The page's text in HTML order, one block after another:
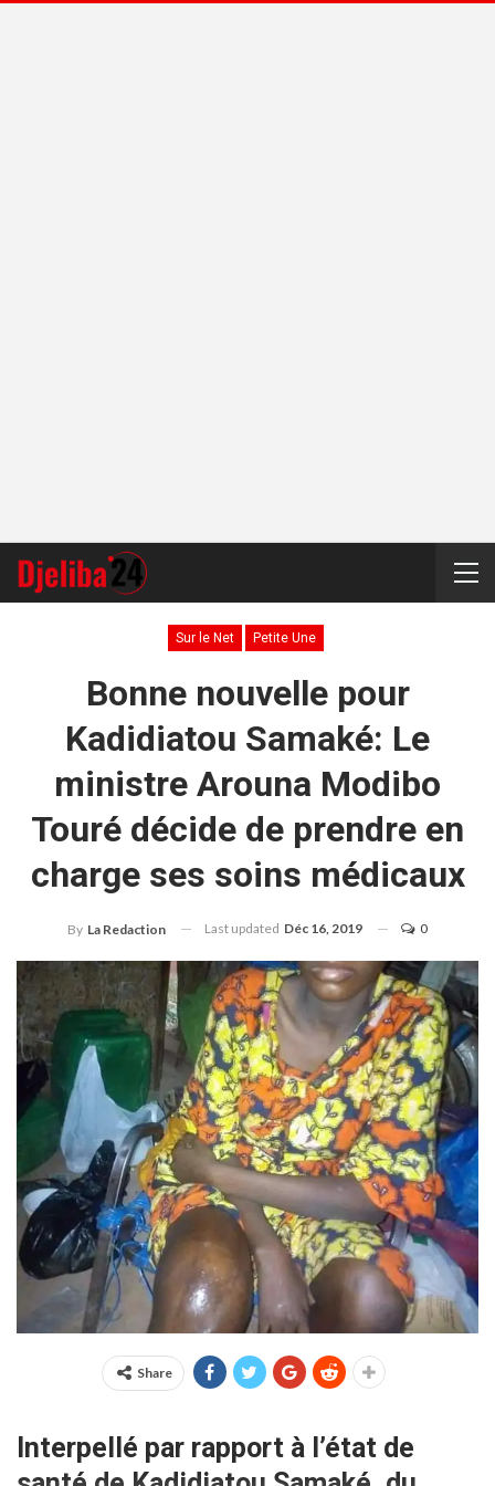
Sur le Net Petite Une
Bonne nouvelle pour
Kadidiatou Samaké: Le
ministre Arouna Modibo
Touré décide de prendre en
charge ses soins médicaux
By La Redaction Last updated Déc 16, 2019 0
Share
Interpellé par rapport à l’état de